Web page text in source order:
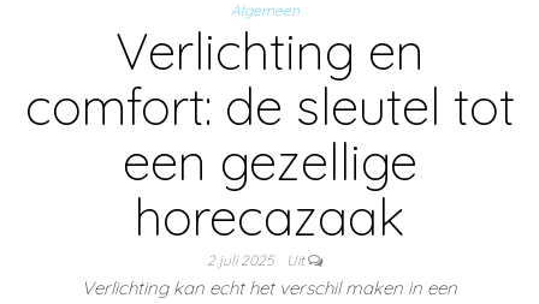
Algemeen
Verlichting en
comfort: de sleutel tot
een gezellige
horecazaak
2 juli 2025 Uit
Verlichting kan echt het verschil maken in een